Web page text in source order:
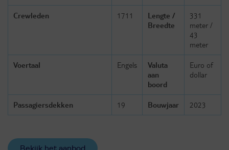
Crewleden 1711
Lengte /
Breedte
331
meter /
43
meter
Voertaal Engels
Valuta
aan
boord
Euro of
dollar
Passagiersdekken 19 Bouwjaar 2023
Bekijk het aanbod